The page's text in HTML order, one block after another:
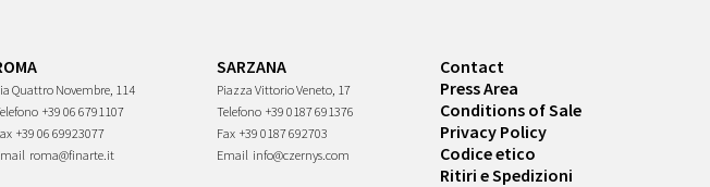
Quattro Novembre, 114
+39 06 6791107
+39 06 69923077
roma@finarte.it
SARZANA
Piazza Vittorio Veneto, 17
Telefono +39 0187 691376
Fax +39 0187 692703
Email info@czernys.com
Contact
Press Area
Conditions of Sale
Privacy Policy
Codice etico
Ritiri e Spedizioni